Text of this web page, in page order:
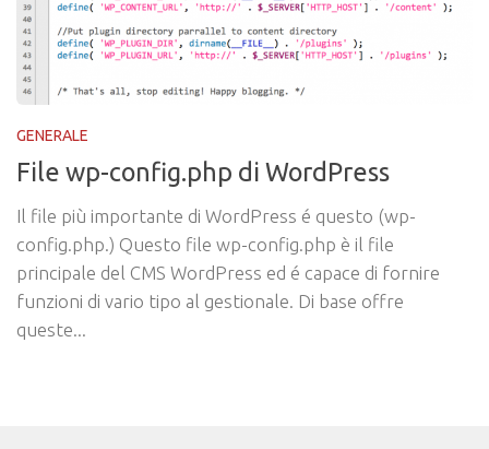
GENERALE
File wp-config.php di WordPress
Il file più importante di WordPress é questo (wp-
config.php.) Questo file wp-config.php è il file
principale del CMS WordPress ed é capace di fornire
funzioni di vario tipo al gestionale. Di base offre
queste...